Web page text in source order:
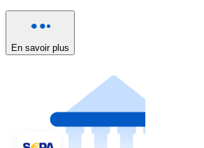
En savoir plus